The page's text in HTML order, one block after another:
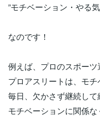
”モチベーション・やる
なのです！
例えば、プロのスポーツ
プロアスリートは、モチ
毎日、欠かさず継続して
モチベーションに関係な